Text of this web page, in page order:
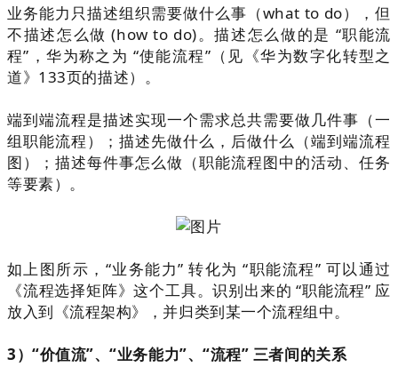
业务能力只描述组织需要做什么事（what to do），但
不描述怎么做 (how to do)。描述怎么做的是 “职能流
程”，华为称之为 “使能流程” （见《华为数字化转型之
道》133页的描述） 。
端到端流程是描述实现一个需求总共需要做几件事（一
组职能流程）；描述先做什么，后做什么（端到端流程
图）；描述每件事怎么做（职能流程图中的活动、任务
等要素）。
如上图所示，“业务能力” 转化为 “职能流程” 可以通过
《流程选择矩阵》这个工具。识别出来的 “职能流程” 应
放入到《流程架构》，并归类到某一个流程组中。
3）“价值流”、“业务能力”、“流程” 三者间的关系